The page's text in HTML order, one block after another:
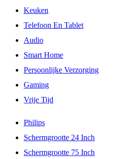
Keuken
Telefoon En Tablet
Audio
Smart Home
Persoonlijke Verzorging
Gaming
Vrije Tijd
Philips
Schermgrootte 24 Inch
Schermgrootte 75 Inch